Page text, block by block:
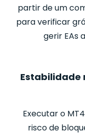
partir de um
para verificar
gerir EAs
Estabilidade
Executar o
risco de